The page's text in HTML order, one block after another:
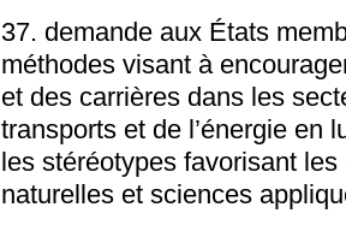
37. demande aux États
méthodes visant à
et des carrières dans les
transports et de l’énergie en
les stéréotypes favorisant
naturelles et sciences